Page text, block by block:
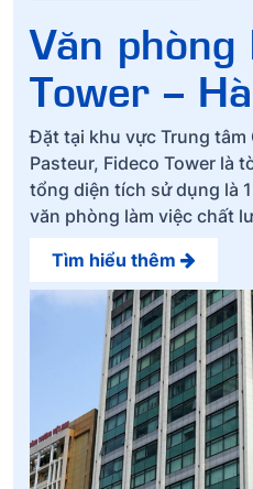
Văn phòng
Tower –
Đặt tại khu vực Trung tâm
Pasteur, Fideco Tower là
tổng diện tích sử dụng là
văn phòng làm việc chất
Tìm hiểu thêm